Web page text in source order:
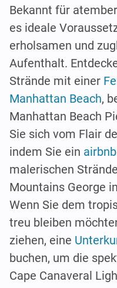
Bekannt für
es ideale
erholsamen und
Aufenthalt.
Strände mit einer
Manhattan Beach,
Manhattan Beach
Sie sich vom Flair
indem Sie ein
malerischen
Mountains George
Wenn Sie dem
treu bleiben
ziehen, eine
buchen, um die
Cape Canaveral